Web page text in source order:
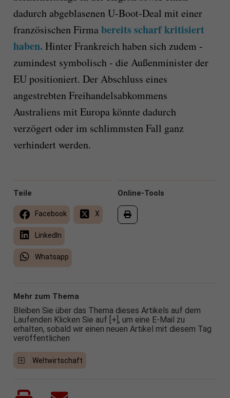
dadurch abgeblasenen U-Boot-Deal mit einer
französischen Firmabereits scharf kritisiert
haben. Hinter Frankreich haben sich zudem -
zumindest symbolisch - die Außenminister der
EU positioniert. Der Abschluss eines
angestrebten Freihandelsabkommens
Australiens mit Europa könnte dadurch
verzögert oder im schlimmsten Fall ganz
verhindert werden.
Online-Tools
Teile
Facebook X
LinkedIn
Whatsapp
Mehr zum Thema
Bleiben Sie über das Thema dieses Artikels auf dem
Laufenden Klicken Sie auf [+], um eine E-Mail zu
erhalten, sobald wir einen neuen Artikel mit diesem Tag
veröffentlichen
Weltwirtschaft